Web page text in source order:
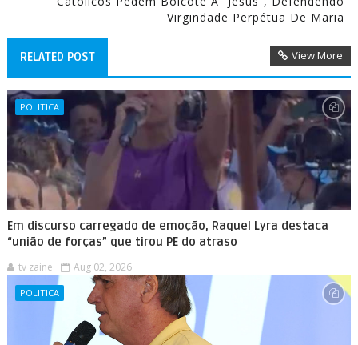
Virgindade Perpétua De Maria
RELATED POST View More
POLITICA
Em discurso carregado de emoção, Raquel Lyra destaca
“união de forças” que tirou PE do atraso
tv zaine Aug 02, 2026
POLITICA